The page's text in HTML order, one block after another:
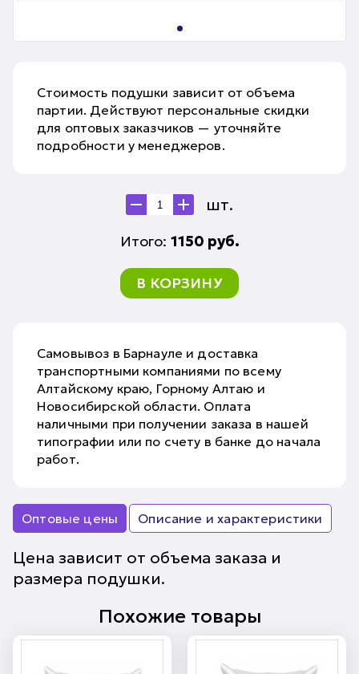
Стоимость подушки зависит от объема
партии. Действуют персональные скидки
для оптовых заказчиков — уточняйте
подробности у менеджеров.
шт.
Итого: 1150 руб.
В КОРЗИНУ
Самовывоз в Барнауле и доставка
транспортными компаниями по всему
Алтайскому краю, Горному Алтаю и
Новосибирской области. Оплата
наличными при получении заказа в нашей
типографии или по счету в банке до начала
работ.
Оптовые цены Описание и характеристики
Цена зависит от объема заказа и
размера подушки.
Похожие товары